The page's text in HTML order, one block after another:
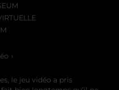
le jeu vidéo a pris